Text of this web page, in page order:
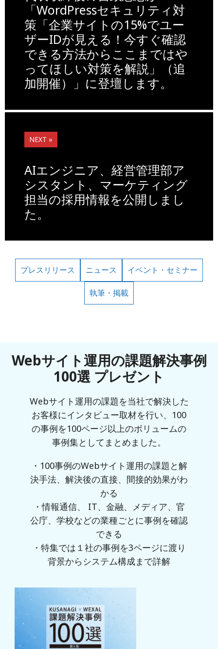
o
k
k
「WordPressセキュリティ対
策「企業サイトの15%でユー
ザーIDが見える！今すぐ確認
できる方法からここまではや
ってほしい対策を解説」（追
加開催）」に登壇します。
NEXT »
AIエンジニア、経営管理部ア
シスタント、マーケティング
担当の採用情報を公開しまし
た。
プレスリリース ニュース イベント・セミナー
執筆・掲載
Webサイト運用の課題解決事例
100選 プレゼント
Webサイト運用の課題を当社で解決した
お客様にインタビュー取材を行い、100
の事例を100ページ以上のボリュームの
事例集としてまとめました。
・100事例のWebサイト運用の課題と解
決手法、解決後の直接、間接的効果がわ
かる
・情報通信、 IT、金融、メディア、官
公庁、学校などの業種ごとに事例を確認
できる
・特集では１社の事例を3ページに渡り
背景からシステム構成まで詳解